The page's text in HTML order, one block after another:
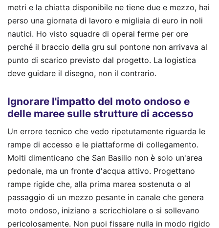
metri e la chiatta disponibile ne tiene due e mezzo, hai
perso una giornata di lavoro e migliaia di euro in noli
nautici. Ho visto squadre di operai ferme per ore
perché il braccio della gru sul pontone non arrivava al
punto di scarico previsto dal progetto. La logistica
deve guidare il disegno, non il contrario.
Ignorare l'impatto del moto ondoso e
delle maree sulle strutture di accesso
Un errore tecnico che vedo ripetutamente riguarda le
rampe di accesso e le piattaforme di collegamento.
Molti dimenticano che San Basilio non è solo un'area
pedonale, ma un fronte d'acqua attivo. Progettano
rampe rigide che, alla prima marea sostenuta o al
passaggio di un mezzo pesante in canale che genera
moto ondoso, iniziano a scricchiolare o si sollevano
pericolosamente. Non puoi fissare nulla in modo rigido